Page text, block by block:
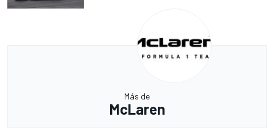
Más de
McLaren